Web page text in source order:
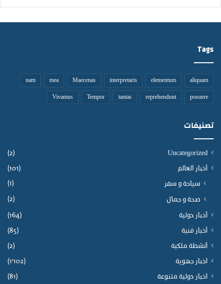
ب
Tags
aliquam
elementum
interpretaris
Maecenas
mea
nam
posuere
reprehendunt
tantas
Tempor
Vivamus
تصنيفات
Uncategorized
(2)
أخبار العالم (101)
سياحة و سفر (1)
صحة و جمال (2)
أخبار دولية (164)
أخبار فنية (85)
أنشطة ملكية (2)
اخبار جهوية (1٬102)
اخبار دولية متنوعة (81)